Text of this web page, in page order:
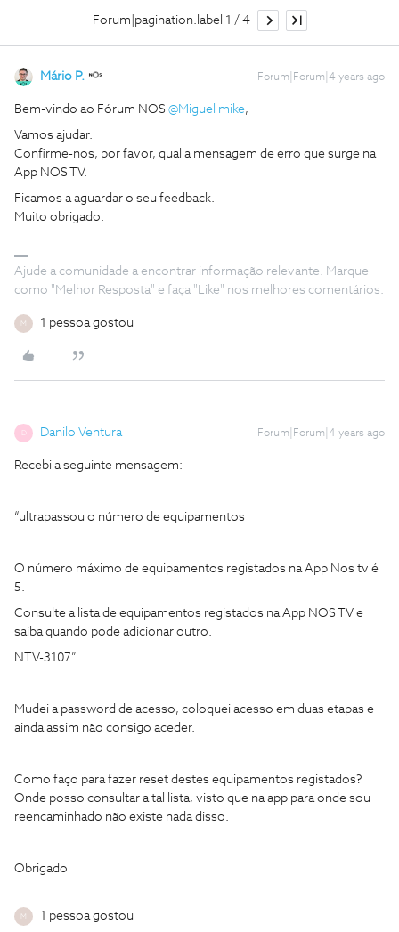
Forum|pagination.label 1 / 4
Mário P. Forum|Forum|4 years ago
Bem-vindo ao Fórum NOS @Miguel mike,
Vamos ajudar.
Confirme-nos, por favor, qual a mensagem de erro que surge na
App NOS TV.
Ficamos a aguardar o seu feedback.
Muito obrigado.
Ajude a comunidade a encontrar informação relevante. Marque
como "Melhor Resposta" e faça "Like" nos melhores comentários.
M 1 pessoa gostou
D Danilo Ventura Forum|Forum|4 years ago
Recebi a seguinte mensagem:
“ultrapassou o número de equipamentos
O número máximo de equipamentos registados na App Nos tv é
5.
Consulte a lista de equipamentos registados na App NOS TV e
saiba quando pode adicionar outro.
NTV-3107”
Mudei a password de acesso, coloquei acesso em duas etapas e
ainda assim não consigo aceder.
Como faço para fazer reset destes equipamentos registados?
Onde posso consultar a tal lista, visto que na app para onde sou
reencaminhado não existe nada disso.
Obrigado
M 1 pessoa gostou